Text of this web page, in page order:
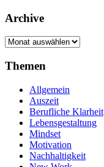
Archive
Archive
Themen
Allgemein
Auszeit
Berufliche Klarheit
Lebensgestaltung
Mindset
Motivation
Nachhaltigkeit